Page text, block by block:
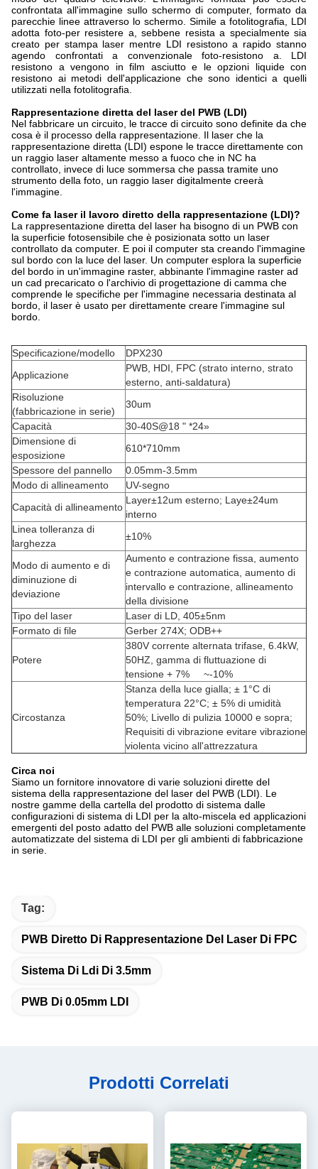
confrontata all'immagine sullo schermo di computer, formato da
parecchie linee attraverso lo schermo. Simile a fotolitografia, LDI
adotta foto-per resistere a, sebbene resista a specialmente sia
creato per stampa laser mentre LDI resistono a rapido stanno
agendo confrontati a convenzionale foto-resistono a. LDI
resistono a vengono in film asciutto e le opzioni liquide con
resistono ai metodi dell'applicazione che sono identici a quelli
utilizzati nella fotolitografia.
Rappresentazione diretta del laser del PWB (LDI)
Nel fabbricare un circuito, le tracce di circuito sono definite da che
cosa è il processo della rappresentazione. Il laser che la
rappresentazione diretta (LDI) espone le tracce direttamente con
un raggio laser altamente messo a fuoco che in NC ha
controllato, invece di luce sommersa che passa tramite uno
strumento della foto, un raggio laser digitalmente creerà
l'immagine.
Come fa laser il lavoro diretto della rappresentazione (LDI)?
La rappresentazione diretta del laser ha bisogno di un PWB con
la superficie fotosensibile che è posizionata sotto un laser
controllato da computer. E poi il computer sta creando l'immagine
sul bordo con la luce del laser. Un computer esplora la superficie
del bordo in un'immagine raster, abbinante l'immagine raster ad
un cad precaricato o l'archivio di progettazione di camma che
comprende le specifiche per l'immagine necessaria destinata al
bordo, il laser è usato per direttamente creare l'immagine sul
bordo.
Specificazione/modello
DPX230
Applicazione
PWB, HDI, FPC (strato interno, strato
esterno, anti-saldatura)
Risoluzione
(fabbricazione in serie)
30um
Capacità
30-40S@18 " *24»
Dimensione di
esposizione
610*710mm
Spessore del pannello
0.05mm-3.5mm
Modo di allineamento
UV-segno
Capacità di allineamento
Layer±12um esterno; Laye±24um
interno
Linea tolleranza di
larghezza
±10%
Modo di aumento e di
diminuzione di
deviazione
Aumento e contrazione fissa, aumento
e contrazione automatica, aumento di
intervallo e contrazione, allineamento
della divisione
Tipo del laser
Laser di LD, 405±5nm
Formato di file
Gerber 274X; ODB++
Potere
380V corrente alternata trifase, 6.4kW,
50HZ, gamma di fluttuazione di
tensione + 7% ~-10%
Circostanza
Stanza della luce gialla; ± 1°C di
temperatura 22°C; ± 5% di umidità
50%; Livello di pulizia 10000 e sopra;
Requisiti di vibrazione evitare vibrazione
violenta vicino all'attrezzatura
Circa noi
Siamo un fornitore innovatore di varie soluzioni dirette del
sistema della rappresentazione del laser del PWB (LDI). Le
nostre gamme della cartella del prodotto di sistema dalle
configurazioni di sistema di LDI per la alto-miscela ed applicazioni
emergenti del posto adatto del PWB alle soluzioni completamente
automatizzate del sistema di LDI per gli ambienti di fabbricazione
in serie.
Tag:
PWB Diretto Di Rappresentazione Del Laser Di FPC
Sistema Di Ldi Di 3.5mm
PWB Di 0.05mm LDI
Prodotti Correlati